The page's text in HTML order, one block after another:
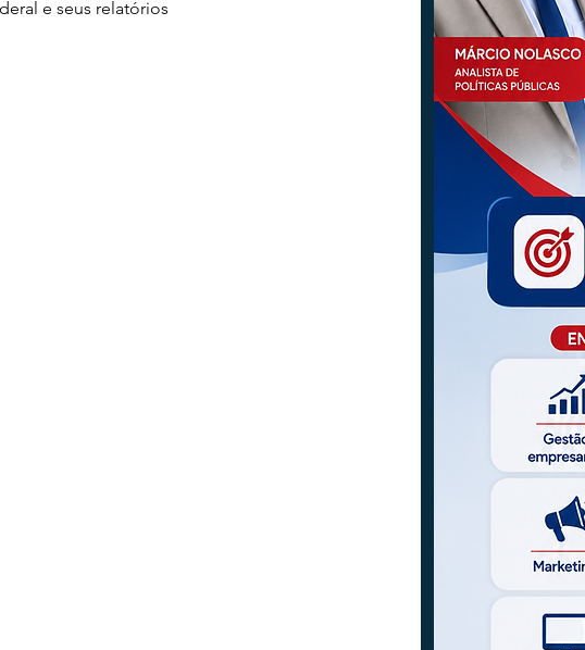
e seus relatórios